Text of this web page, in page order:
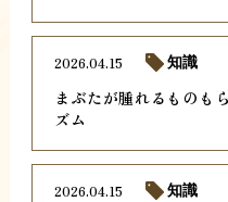
まぶたが腫れるものも
ズム
2026.04.15 知識
2026.04.15 知識